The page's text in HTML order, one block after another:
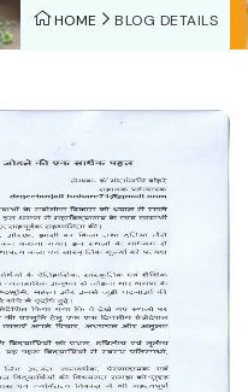
HOME BLOG DETAILS